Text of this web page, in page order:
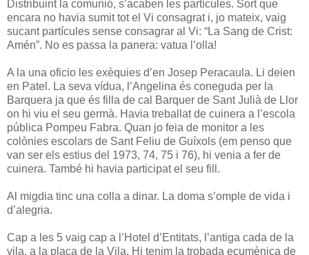
Distribuint la comunió, s’acaben les partícules. Sort que
encara no havia sumit tot el Vi consagrat i, jo mateix, vaig
sucant partícules sense consagrar al Vi: “La Sang de Crist:
Amén”. No es passa la panera: vatua l’olla!
A la una oficio les exèquies d’en Josep Peracaula. Li deien
en Patel. La seva vídua, l’Angelina és coneguda per la
Barquera ja que és filla de cal Barquer de Sant Julià de Llor
on hi viu el seu germà. Havia treballat de cuinera a l’escola
pública Pompeu Fabra. Quan jo feia de monitor a les
colònies escolars de Sant Feliu de Guíxols (em penso que
van ser els estius del 1973, 74, 75 i 76), hi venia a fer de
cuinera. També hi havia participat el seu fill.
Al migdia tinc una colla a dinar. La doma s’omple de vida i
d’alegria.
Cap a les 5 vaig cap a l’Hotel d’Entitats, l’antiga cada de la
vila, a la plaça de la Vila. Hi tenim la trobada ecumènica de